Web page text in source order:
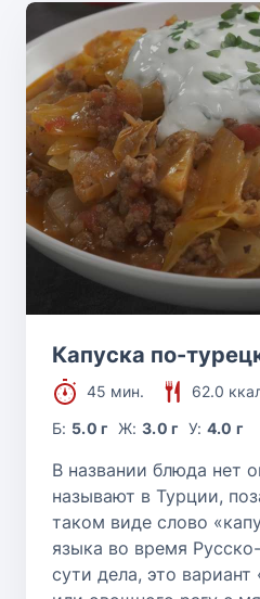
Капуска по-
45 мин.
62.0
Б: 5.0 г Ж: 3.0 г У: 4.0 г
В названии блюда нет
называют в Турции,
таком виде слово
языка во время
сути дела, это вариант